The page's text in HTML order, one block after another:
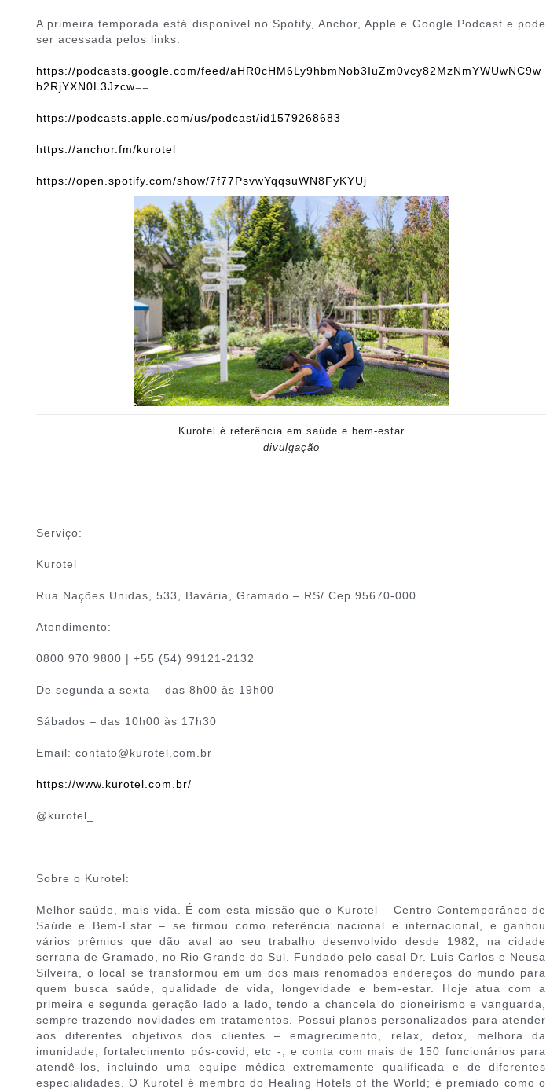
A primeira temporada está disponível no Spotify, Anchor, Apple e Google Podcast e pode
ser acessada pelos links:
https://podcasts.google.com/feed/aHR0cHM6Ly9hbmNob3IuZm0vcy82MzNmYWUwNC9w
b2RjYXN0L3Jzcw==
https://podcasts.apple.com/us/podcast/id1579268683
https://anchor.fm/kurotel
https://open.spotify.com/show/7f77PsvwYqqsuWN8FyKYUj
Kurotel é referência em saúde e bem-estar
divulgação
Serviço:
Kurotel
Rua Nações Unidas, 533, Bavária, Gramado – RS/ Cep 95670-000
Atendimento:
0800 970 9800 | +55 (54) 99121-2132
De segunda a sexta – das 8h00 às 19h00
Sábados – das 10h00 às 17h30
Email: contato@kurotel.com.br
https://www.kurotel.com.br/
@kurotel_
Sobre o Kurotel:
Melhor saúde, mais vida. É com esta missão que o Kurotel – Centro Contemporâneo de
Saúde e Bem-Estar – se firmou como referência nacional e internacional, e ganhou
vários prêmios que dão aval ao seu trabalho desenvolvido desde 1982, na cidade
serrana de Gramado, no Rio Grande do Sul. Fundado pelo casal Dr. Luis Carlos e Neusa
Silveira, o local se transformou em um dos mais renomados endereços do mundo para
quem busca saúde, qualidade de vida, longevidade e bem-estar. Hoje atua com a
primeira e segunda geração lado a lado, tendo a chancela do pioneirismo e vanguarda,
sempre trazendo novidades em tratamentos. Possui planos personalizados para atender
aos diferentes objetivos dos clientes – emagrecimento, relax, detox, melhora da
imunidade, fortalecimento pós-covid, etc -; e conta com mais de 150 funcionários para
atendê-los, incluindo uma equipe médica extremamente qualificada e de diferentes
especialidades. O Kurotel é membro do Healing Hotels of the World; é premiado como o